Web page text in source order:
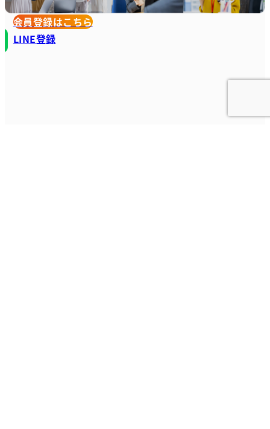
会員登録はこちら
LINE登録